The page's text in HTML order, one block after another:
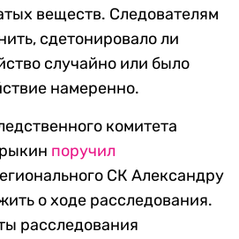
веществ. Следователям
сдетонировало ли
случайно или было
намеренно.
комитета
поручил
СК Александру
о ходе расследования.
расследования